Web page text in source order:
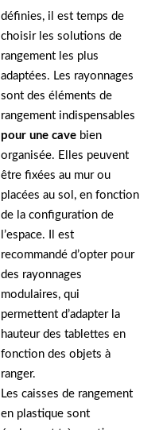
définies, il est temps de
choisir les solutions de
rangement les plus
adaptées. Les rayonnages
sont des éléments de
rangement indispensables
pour une cave bien
organisée. Elles peuvent
être fixées au mur ou
placées au sol, en fonction
de la configuration de
l’espace. Il est
recommandé d’opter pour
des rayonnages
modulaires, qui
permettent d’adapter la
hauteur des tablettes en
fonction des objets à
ranger.
Les caisses de rangement
en plastique sont